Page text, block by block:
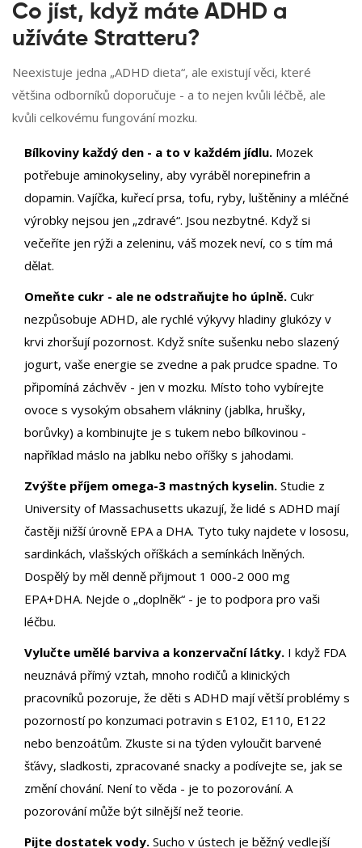
Co jíst, když máte ADHD a
užíváte Stratteru?
Neexistuje jedna „ADHD dieta“, ale existují věci, které
většina odborníků doporučuje - a to nejen kvůli léčbě, ale
kvůli celkovému fungování mozku.
Bílkoviny každý den - a to v každém jídlu. Mozek
potřebuje aminokyseliny, aby vyráběl norepinefrin a
dopamin. Vajíčka, kuřecí prsa, tofu, ryby, luštěniny a mléčné
výrobky nejsou jen „zdravé“. Jsou nezbytné. Když si
večeříte jen rýži a zeleninu, váš mozek neví, co s tím má
dělat.
Omeňte cukr - ale ne odstraňujte ho úplně. Cukr
nezpůsobuje ADHD, ale rychlé výkyvy hladiny glukózy v
krvi zhoršují pozornost. Když sníte sušenku nebo slazený
jogurt, vaše energie se zvedne a pak prudce spadne. To
připomíná záchvěv - jen v mozku. Místo toho vybírejte
ovoce s vysokým obsahem vlákniny (jablka, hrušky,
borůvky) a kombinujte je s tukem nebo bílkovinou -
například máslo na jablku nebo oříšky s jahodami.
Zvýšte příjem omega-3 mastných kyselin. Studie z
University of Massachusetts ukazují, že lidé s ADHD mají
častěji nižší úrovně EPA a DHA. Tyto tuky najdete v lososu,
sardinkách, vlašských oříškách a semínkách lněných.
Dospělý by měl denně přijmout 1 000-2 000 mg
EPA+DHA. Nejde o „doplněk“ - je to podpora pro vaši
léčbu.
Vylučte umělé barviva a konzervační látky. I když FDA
neuznává přímý vztah, mnoho rodičů a klinických
pracovníků pozoruje, že děti s ADHD mají větší problémy s
pozorností po konzumaci potravin s E102, E110, E122
nebo benzoátům. Zkuste si na týden vyloučit barvené
šťávy, sladkosti, zpracované snacky a podívejte se, jak se
změní chování. Není to věda - je to pozorování. A
pozorování může být silnější než teorie.
Pijte dostatek vody. Sucho v ústech je běžný vedlejší